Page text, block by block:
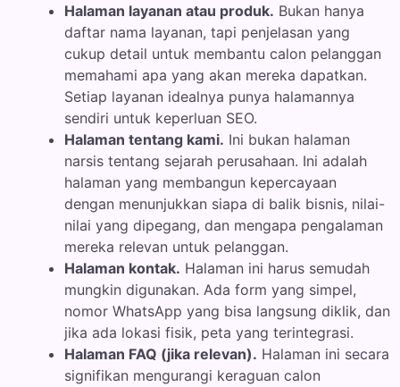
Halaman layanan atau produk. Bukan hanya
daftar nama layanan, tapi penjelasan yang
cukup detail untuk membantu calon pelanggan
memahami apa yang akan mereka dapatkan.
Setiap layanan idealnya punya halamannya
sendiri untuk keperluan SEO.
Halaman tentang kami. Ini bukan halaman
narsis tentang sejarah perusahaan. Ini adalah
halaman yang membangun kepercayaan
dengan menunjukkan siapa di balik bisnis, nilai-
nilai yang dipegang, dan mengapa pengalaman
mereka relevan untuk pelanggan.
Halaman kontak. Halaman ini harus semudah
mungkin digunakan. Ada form yang simpel,
nomor WhatsApp yang bisa langsung diklik, dan
jika ada lokasi fisik, peta yang terintegrasi.
Halaman FAQ (jika relevan). Halaman ini secara
signifikan mengurangi keraguan calon